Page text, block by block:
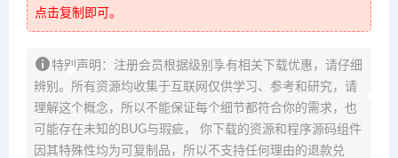
点击复制即可。
特别声明：注册会员根据级别享有相关下载优惠，请仔细
辨别。所有资源均收集于互联网仅供学习、参考和研究，请
理解这个概念，所以不能保证每个细节都符合你的需求，也
可能存在未知的BUG与瑕疵， 你下载的资源和程序源码组件
因其特殊性均为可复制品，所以不支持任何理由的退款兑